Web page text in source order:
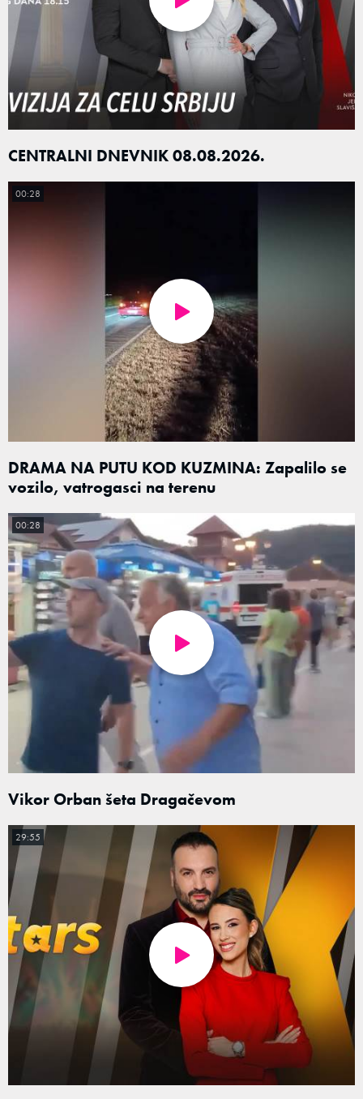
CENTRALNI DNEVNIK 08.08.2026.
DRAMA NA PUTU KOD KUZMINA: Zapalilo se
vozilo, vatrogasci na terenu
00:28
Vikor Orban šeta Dragačevom
00:28
29:55